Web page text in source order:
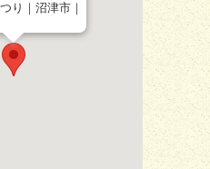
り｜沼津市｜